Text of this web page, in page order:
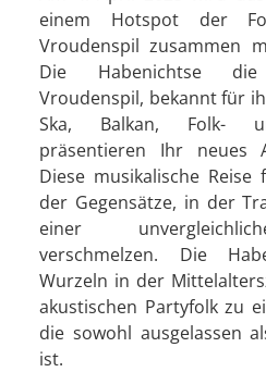
einem Hotspot der
Vroudenspil zusammen
Die Habenichtse
Vroudenspil, bekannt für
Ska, Balkan, Folk-
präsentieren Ihr neues
Diese musikalische
der Gegensätze, in der
einer
verschmelzen. Die
Wurzeln in der
akustischen Partyfolk zu
die sowohl ausgelassen
ist.